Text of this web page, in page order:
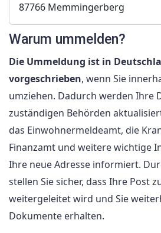
87766 Memmingerberg
Warum ummelden?
Die Ummeldung ist in
vorgeschrieben, wenn Sie
umziehen. Dadurch werden Ihre
zuständigen Behörden
das Einwohnermeldeamt, die
Finanzamt und weitere wichtige
Ihre neue Adresse informiert.
stellen Sie sicher, dass Ihre Post
weitergeleitet wird und Sie
Dokumente erhalten.